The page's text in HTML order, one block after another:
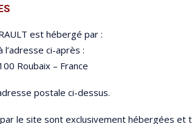
est hébergé par :
ci-après :
Roubaix – France
postale ci-dessus.
le site sont exclusivement hébergées et